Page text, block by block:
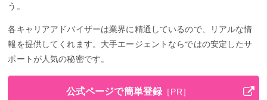
う。
各キャリアアドバイザーは業界に精通しているので、リアルな情
報を提供してくれます。大手エージェントならではの安定したサ
ポートが人気の秘密です。
公式ページで簡単登録 ［PR］